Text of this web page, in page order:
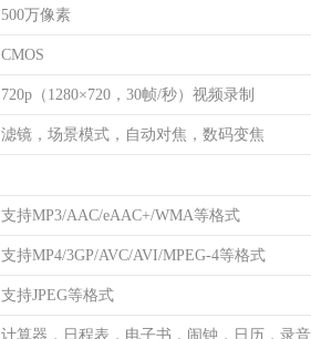
500万像素
CMOS
720p（1280×720，30帧/秒）视频录制
滤镜，场景模式，自动对焦，数码变焦
支持MP3/AAC/eAAC+/WMA等格式
支持MP4/3GP/AVC/AVI/MPEG-4等格式
支持JPEG等格式
计算器，日程表，电子书，闹钟，日历，录